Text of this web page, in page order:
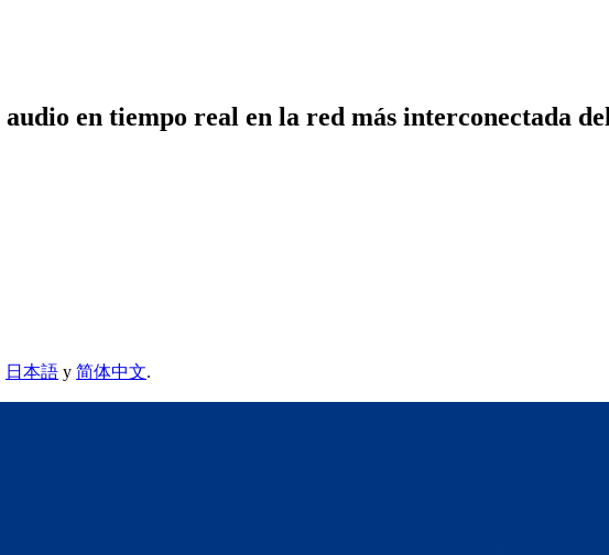
en tiempo real en la red más interconectada
日本語 y 简体中文.